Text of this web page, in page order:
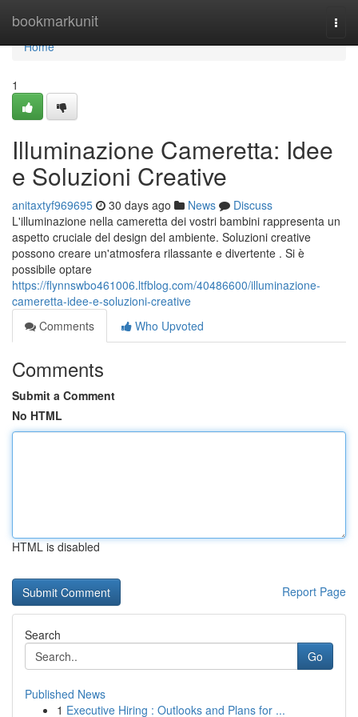
bookmarkunit
Home
Home
1
Illuminazione Cameretta: Idee
e Soluzioni Creative
anitaxtyf969695 30 days ago News
Discuss
L'illuminazione nella cameretta dei vostri bambini rappresenta un
aspetto cruciale del design del ambiente. Soluzioni creative
possono creare un'atmosfera rilassante e divertente . Si è
possibile optare
https://flynnswbo461006.ltfblog.com/40486600/illuminazione-
cameretta-idee-e-soluzioni-creative
Comments
Who Upvoted
Comments
Submit a Comment
No HTML
HTML is disabled
Report Page
Search
Go
Published News
1 Executive Hiring : Outlooks and Plans for ...